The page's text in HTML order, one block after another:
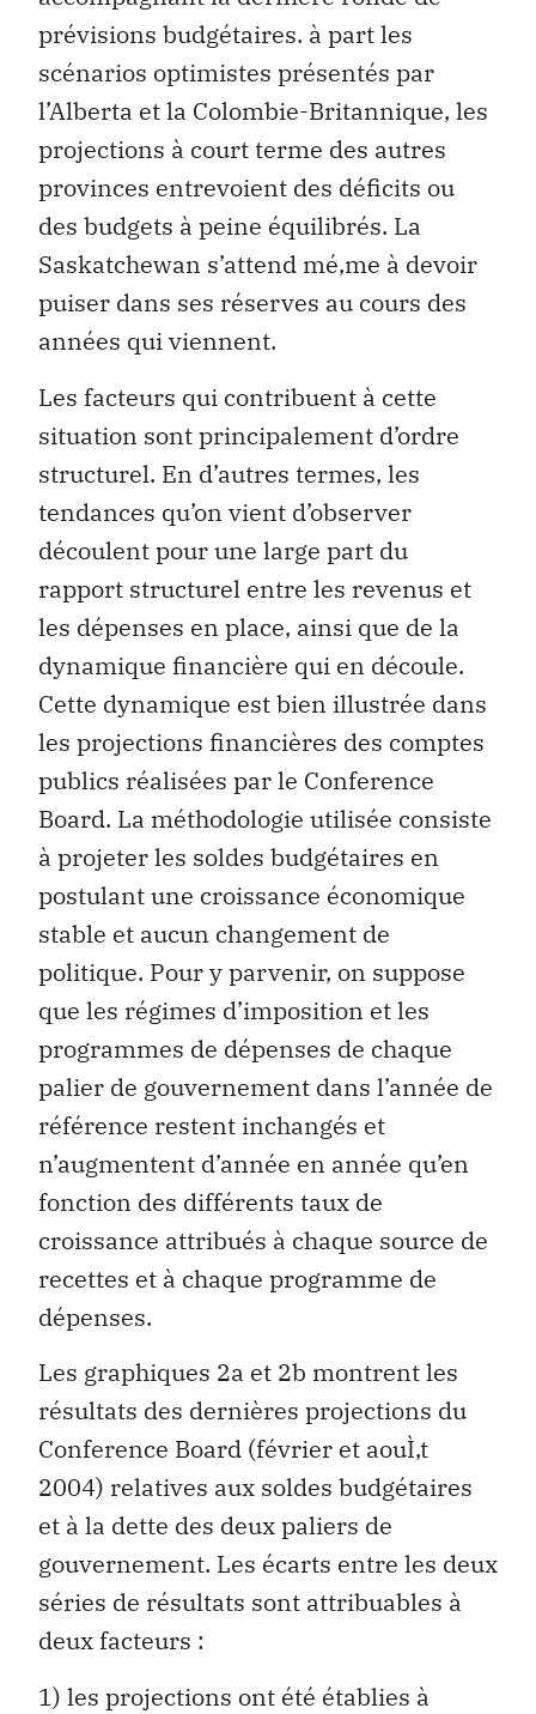
prévisions budgétaires. à part les
scénarios optimistes présentés par
l’Alberta et la Colombie-Britannique, les
projections à court terme des autres
provinces entrevoient des déficits ou
des budgets à peine équilibrés. La
Saskatchewan s’attend mé‚me à devoir
puiser dans ses réserves au cours des
années qui viennent.
Les facteurs qui contribuent à cette
situation sont principalement d’ordre
structurel. En d’autres termes, les
tendances qu’on vient d’observer
découlent pour une large part du
rapport structurel entre les revenus et
les dépenses en place, ainsi que de la
dynamique financière qui en découle.
Cette dynamique est bien illustrée dans
les projections financières des comptes
publics réalisées par le Conference
Board. La méthodologie utilisée consiste
à projeter les soldes budgétaires en
postulant une croissance économique
stable et aucun changement de
politique. Pour y parvenir, on suppose
que les régimes d’imposition et les
programmes de dépenses de chaque
palier de gouvernement dans l’année de
référence restent inchangés et
n’augmentent d’année en année qu’en
fonction des différents taux de
croissance attribués à chaque source de
recettes et à chaque programme de
dépenses.
Les graphiques 2a et 2b montrent les
résultats des dernières projections du
Conference Board (février et aouÌ‚t
2004) relatives aux soldes budgétaires
et à la dette des deux paliers de
gouvernement. Les écarts entre les deux
séries de résultats sont attribuables à
deux facteurs :
1) les projections ont été établies à